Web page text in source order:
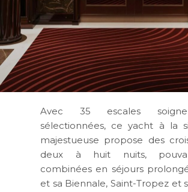
Avec 35 escales
sélectionnées, ce yacht à la
majestueuse propose des
deux à huit nuits,
combinées en séjours
et sa Biennale, Saint-Tropez et